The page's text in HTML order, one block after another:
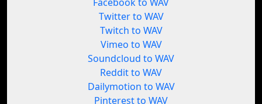
Twitter to WAV
Twitch to WAV
Vimeo to WAV
Soundcloud to WAV
Reddit to WAV
Dailymotion to WAV
Pinterest to WAV